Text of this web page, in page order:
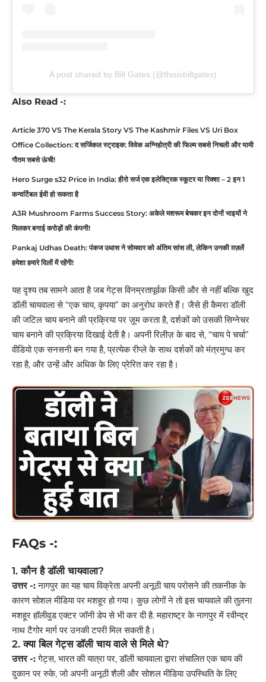
A post shared by Bill Gates (@thisisbillgates)
Also Read -:
Article 370 VS The Kerala Story VS The Kashmir Files VS Uri Box
Office Collection: द सर्जिकल स्ट्राइक: विवेक अग्निहोत्री की फिल्म सबसे निचली और यामी
गौतम सबसे ऊंची!
Hero Surge s32 Price in India: हीरो सर्ज एक इलेक्ट्रिक स्कूटर या रिक्शा – 2 इन 1
कन्वर्टिबल ईवी हो सकता है
A3R Mushroom Farms Success Story: अकेले मशरूम बेचकर इन दोनों भाइयों ने
मिलकर बनाई करोड़ों की कंपनी!
Pankaj Udhas Death: पंकज उधास ने सोमवार को अंतिम सांस ली, लेकिन उनकी ग़ज़लें
हमेशा हमारे दिलों में रहेंगी!
यह दृश्य तब सामने आता है जब गेट्स विनम्रतापूर्वक किसी और से नहीं बल्कि खुद
डॉली चायवाला से “एक चाय, कृपया” का अनुरोध करते हैं। जैसे ही कैमरा डॉली
की जटिल चाय बनाने की प्रक्रिया पर ज़ूम करता है, दर्शकों को उसकी सिग्नेचर
चाय बनाने की प्रक्रिया दिखाई देती है। अपनी रिलीज़ के बाद से, “चाय पे चर्चा”
वीडियो एक सनसनी बन गया है, प्रत्येक रीप्ले के साथ दर्शकों को मंत्रमुग्ध कर
रहा है, और उन्हें और अधिक के लिए प्रेरित कर रहा है।
FAQs -:
1. कौन है डॉली चायवाला?
उत्तर -:नागपुर का यह चाय विक्रेता अपनी अनूठी चाय परोसने की तकनीक के
कारण सोशल मीडिया पर मशहूर हो गया। कुछ लोगों ने तो इस चायवाले की तुलना
मशहूर हॉलीवुड एक्टर जॉनी डेप से भी कर दी है. महाराष्ट्र के नागपुर में रवीन्द्र
नाथ टैगोर मार्ग पर उनकी टपरी मिल सकती है।
2. क्या बिल गेट्स डॉली चाय वाले से मिले थे?
उत्तर -:गेट्स, भारत की यात्रा पर, डॉली चायवाला द्वारा संचालित एक चाय की
दुकान पर रुके, जो अपनी अनूठी शैली और सोशल मीडिया उपस्थिति के लिए